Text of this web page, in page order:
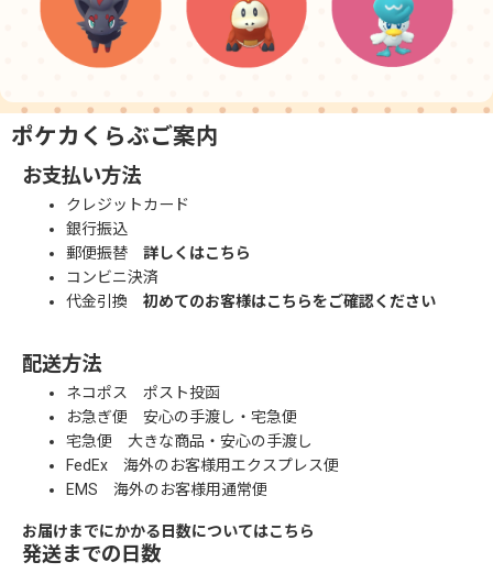
ポケカくらぶご案内
お支払い方法
クレジットカード
銀行振込
郵便振替 詳しくはこちら
コンビニ決済
代金引換 初めてのお客様はこちらをご確認ください
配送方法
ネコポス ポスト投函
お急ぎ便 安心の手渡し・宅急便
宅急便 大きな商品・安心の手渡し
FedEx 海外のお客様用エクスプレス便
EMS 海外のお客様用通常便
お届けまでにかかる日数についてはこちら
発送までの日数